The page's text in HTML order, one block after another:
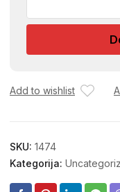
F32-
količina
Add to wishlist
SKU: 1474
Kategorija: